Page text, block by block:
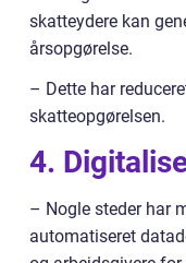
skatteydere kan
årsopgørelse.
– Dette har
skatteopgørelsen.
4.
– Nogle steder har
automatiseret